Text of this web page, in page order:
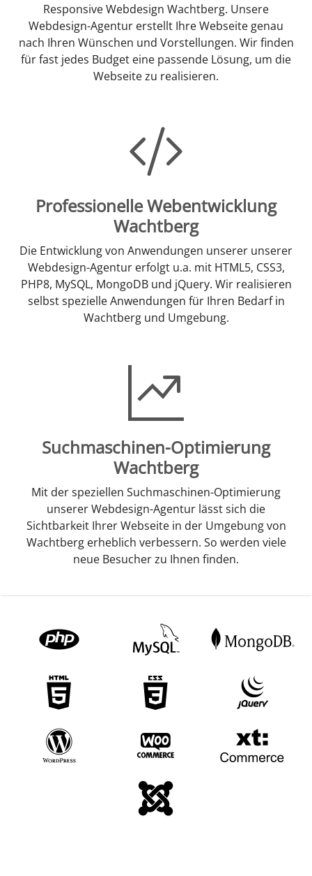
Responsive Webdesign Wachtberg. Unsere
Webdesign-Agentur erstellt Ihre Webseite genau
nach Ihren Wünschen und Vorstellungen. Wir finden
für fast jedes Budget eine passende Lösung, um die
Webseite zu realisieren.
Professionelle Webentwicklung
Wachtberg
Die Entwicklung von Anwendungen unserer unserer
Webdesign-Agentur erfolgt u.a. mit HTML5, CSS3,
PHP8, MySQL, MongoDB und jQuery. Wir realisieren
selbst spezielle Anwendungen für Ihren Bedarf in
Wachtberg und Umgebung.
Suchmaschinen-Optimierung
Wachtberg
Mit der speziellen Suchmaschinen-Optimierung
unserer Webdesign-Agentur lässt sich die
Sichtbarkeit Ihrer Webseite in der Umgebung von
Wachtberg erheblich verbessern. So werden viele
neue Besucher zu Ihnen finden.